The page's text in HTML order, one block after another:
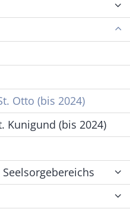
Otto (bis 2024)
Kunigund (bis 2024)